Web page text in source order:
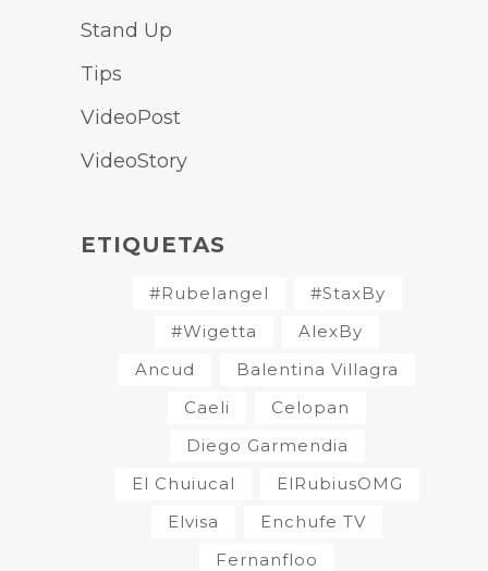
Stand Up
Tips
VideoPost
VideoStory
ETIQUETAS
#Rubelangel
#StaxBy
#Wigetta
AlexBy
Ancud
Balentina Villagra
Caeli
Celopan
Diego Garmendia
El Chuiucal
ElRubiusOMG
Elvisa
Enchufe TV
Fernanfloo